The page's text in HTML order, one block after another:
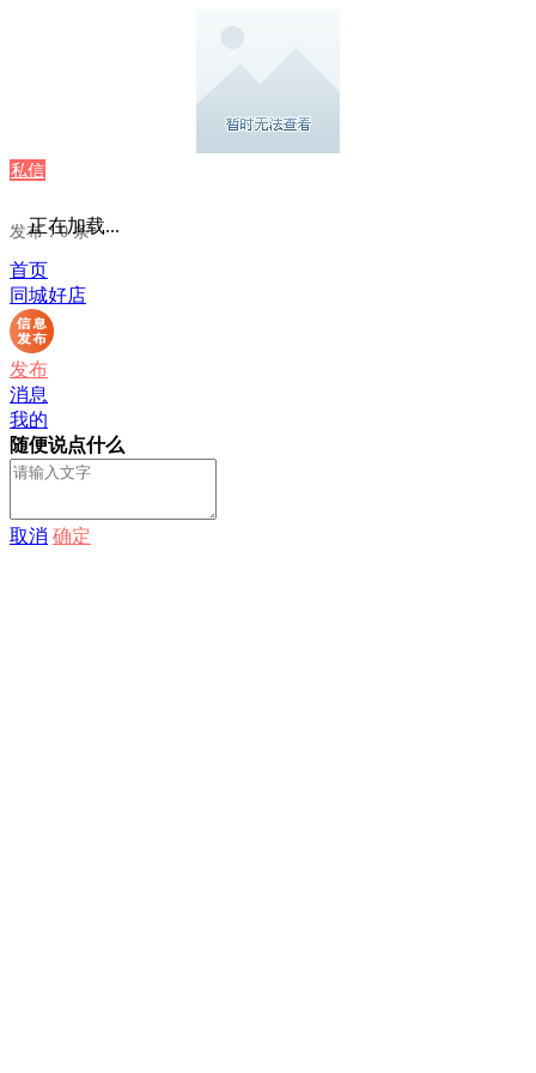
私信
发布：0 条
正在加载...
首页
同城好店
发布
消息
我的
随便说点什么
取消 确定